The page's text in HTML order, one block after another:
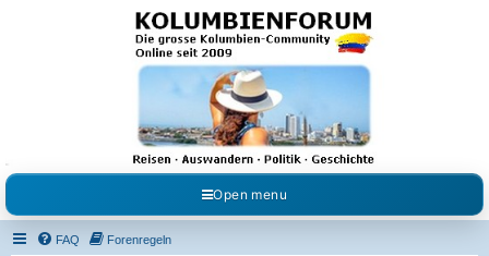
Kolumbienforum - Das
grosse Forum der
Freunde Kolumbiens
Reisen, Auswandern, Kultur, Politik, Geschichte und Visum in Kolumbien und Venezuela.
Austausch, Erfahrungen und Gemeinschaft im Kolumbienforum
Open menu
FAQ Forenregeln